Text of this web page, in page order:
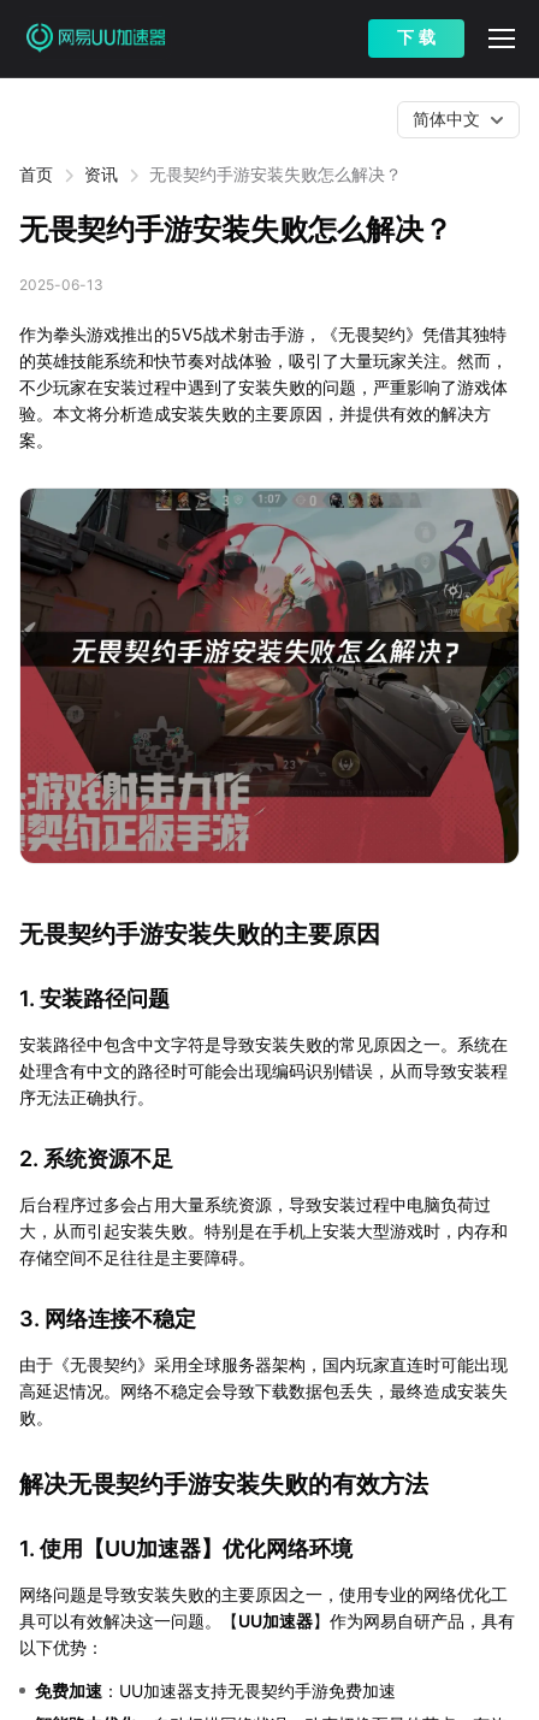
下 载
首页 资讯 无畏契约手游安装失败怎么解决？
简体中文
无畏契约手游安装失败怎么解决？
2025-06-13
作为拳头游戏推出的5V5战术射击手游，《无畏契约》凭借其独特
的英雄技能系统和快节奏对战体验，吸引了大量玩家关注。然而，
不少玩家在安装过程中遇到了安装失败的问题，严重影响了游戏体
验。本文将分析造成安装失败的主要原因，并提供有效的解决方
案。
无畏契约手游安装失败的主要原因
1. 安装路径问题
安装路径中包含中文字符是导致安装失败的常见原因之一。系统在
处理含有中文的路径时可能会出现编码识别错误，从而导致安装程
序无法正确执行。
2. 系统资源不足
后台程序过多会占用大量系统资源，导致安装过程中电脑负荷过
大，从而引起安装失败。特别是在手机上安装大型游戏时，内存和
存储空间不足往往是主要障碍。
3. 网络连接不稳定
由于《无畏契约》采用全球服务器架构，国内玩家直连时可能出现
高延迟情况。网络不稳定会导致下载数据包丢失，最终造成安装失
败。
解决无畏契约手游安装失败的有效方法
1. 使用【UU加速器】优化网络环境
网络问题是导致安装失败的主要原因之一，使用专业的网络优化工
具可以有效解决这一问题。【UU加速器】作为网易自研产品，具有
以下优势：
免费加速 ：UU加速器支持无畏契约手游免费加速